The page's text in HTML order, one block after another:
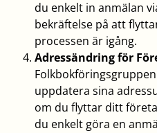
du enkelt in anmälan
bekräftelse på att
processen är igång.
Adressändring för
uppdatera sina
om du flyttar ditt
du enkelt göra en